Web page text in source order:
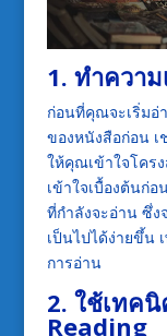
1. ทำควา
ก่อนที่คุณจะเริ่มอ่
ของหนังสือก่อน
ให้คุณเข้าใจโคร
เข้าใจเบื้องต้นก่
ที่กำลังจะอ่าน ซึ่ง
เป็นไปได้ง่ายขึ้น
การอ่าน
2. ใช้เทค
Reading